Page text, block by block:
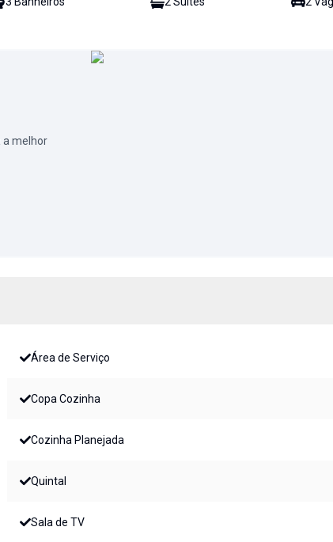
a melhor
Área de Serviço
Copa Cozinha
Cozinha Planejada
Quintal
Sala de TV